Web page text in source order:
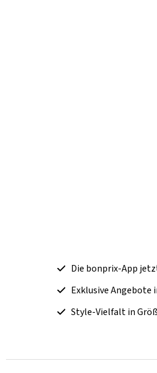
Die bonprix-App
Exklusive
Style-Vielfalt in